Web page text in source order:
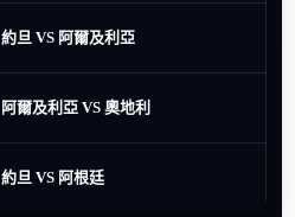
約旦 VS 阿爾及利亞
阿爾及利亞 VS 奧地利
約旦 VS 阿根廷